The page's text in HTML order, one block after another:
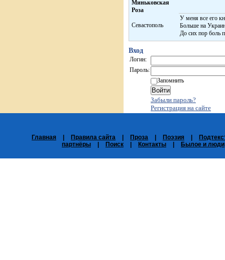
Миньковская
Роза
Севастополь
У меня все его
Больше на
До сих пор боль
Вход
Логин:
Пароль:
Запомнить
Забыли пароль?
Регистрация на сайте
Главная Правила сайта Проза Поэзия
партнёры
Поиск Контакты Былое и люди